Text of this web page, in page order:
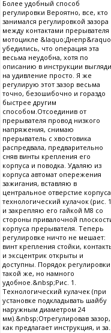
Более удобный способ
регулировки Вероятно, все, кто
занимался регулировкой зазора
между контактами прерывателя
мотоцикле
убедились, что операция эта
весьма неудобна, хотя по
описанию в инструкции
на удивление просто. Я же
регулирую этот зазор весьма
точно, безошибочно и гораздо
быстрее другим
способом.Отсоединив от
прерывателя провод низкого
напряжения, снимаю
прерыватель с хвостовика
распредвала, предварительно
сняв винты крепления его
корпуса и поводка. Удаляю из
корпуса автомат опережения
зажигания, вставляю в
центральное отверстие корпуса
технологический кулачок (рис.
и закрепляю его гайкой М8 со
стороны привалочной
корпуса прерывателя. Теперь
регулировке ничто не мешает:
винт крепления стойки,
и эксцентрик открыты и
доступны. Порядок регулировки
такой же, но намного
удобное.&nbsp;Рис. 1.
Технологический кулачек (при
установке подкладывать шайбу
наружным диаметром 24
мм).&nbsp;Отрегулировав зазор,
как предлагает инструкция, и